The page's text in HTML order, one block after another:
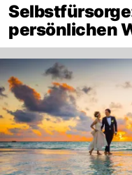
persönlichen